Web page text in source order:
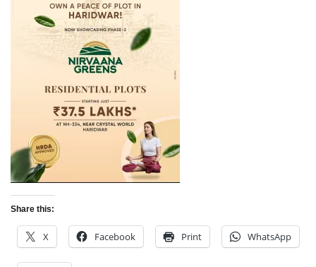
Share this:
X Facebook Print WhatsApp